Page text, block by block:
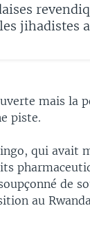
jihadistes
mais la
piste.
qui avait
de
au